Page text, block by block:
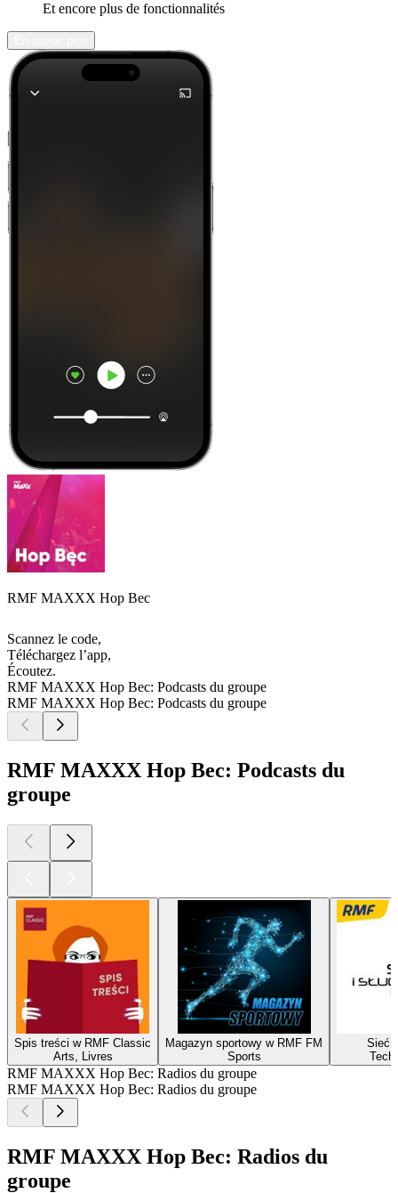
Et encore plus de fonctionnalités
RMF MAXXX Hop Bec
Scannez le code,
Téléchargez l’app,
Écoutez.
RMF MAXXX Hop Bec: Podcasts du groupe
RMF MAXXX Hop Bec: Podcasts du groupe
RMF MAXXX Hop Bec: Podcasts du
groupe
Spis treści w RMF Classic
Arts, Livres
Magazyn sportowy w RMF FM
Sports
Sieć i
RMF MAXXX Hop Bec: Radios du groupe
RMF MAXXX Hop Bec: Radios du groupe
RMF MAXXX Hop Bec: Radios du
groupe